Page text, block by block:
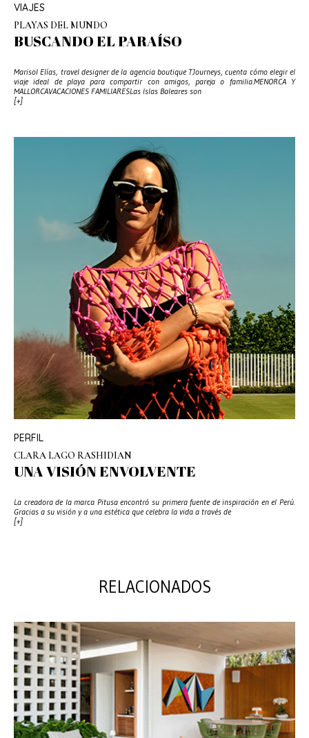
VIAJES
PLAYAS DEL MUNDO
BUSCANDO EL PARAÍSO
Marisol Elías, travel designer de la agencia boutique TJourneys, cuenta cómo elegir el
viaje ideal de playa para compartir con amigos, pareja o familia.MENORCA Y
MALLORCAVACACIONES FAMILIARESLas Islas Baleares son
[+]
PERFIL
CLARA LAGO RASHIDIAN
UNA VISIÓN ENVOLVENTE
La creadora de la marca Pitusa encontró su primera fuente de inspiración en el Perú.
Gracias a su visión y a una estética que celebra la vida a través de
[+]
RELACIONADOS